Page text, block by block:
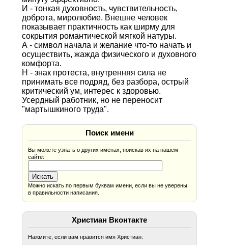
И - тонкая духовность, чувствительность,
доброта, миролюбие. Внешне человек
показывает практичность как ширму для
сокрытия романтической мягкой натуры.
А - символ начала и желание что-то начать и
осуществить, жажда физического и духовного
комфорта.
Н - знак протеста, внутренняя сила не
принимать все подряд, без разбора, острый
критический ум, интерес к здоровью.
Усердный работник, но не переносит
"мартышкиного труда".
Поиск имени
Вы можете узнать о других именах, поискав их на нашем
сайте:
Можно искать по первым буквам имени, если вы не уверены
в правильности написания.
Христиан Вконтакте
Нажмите, если вам нравится имя Христиан: